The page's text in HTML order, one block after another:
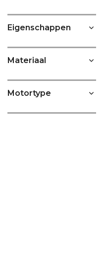
Eigenschappen
Materiaal
Motortype